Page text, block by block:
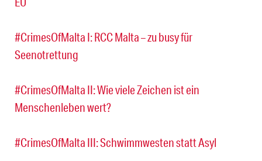
#CrimesOfMalta I: RCC Malta – zu busy für
Seenotrettung
#CrimesOfMalta II: Wie viele Zeichen ist ein
Menschenleben wert?
#CrimesOfMalta III: Schwimmwesten statt Asyl